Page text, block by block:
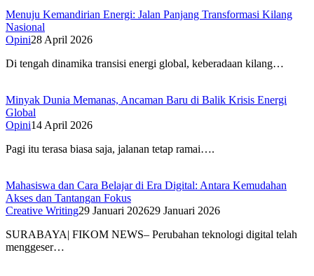
Menuju Kemandirian Energi: Jalan Panjang Transformasi Kilang
Nasional
Opini28 April 2026
Di tengah dinamika transisi energi global, keberadaan kilang…
Minyak Dunia Memanas, Ancaman Baru di Balik Krisis Energi
Global
Opini14 April 2026
Pagi itu terasa biasa saja, jalanan tetap ramai….
Mahasiswa dan Cara Belajar di Era Digital: Antara Kemudahan
Akses dan Tantangan Fokus
Creative Writing29 Januari 202629 Januari 2026
SURABAYA| FIKOM NEWS– Perubahan teknologi digital telah
menggeser…